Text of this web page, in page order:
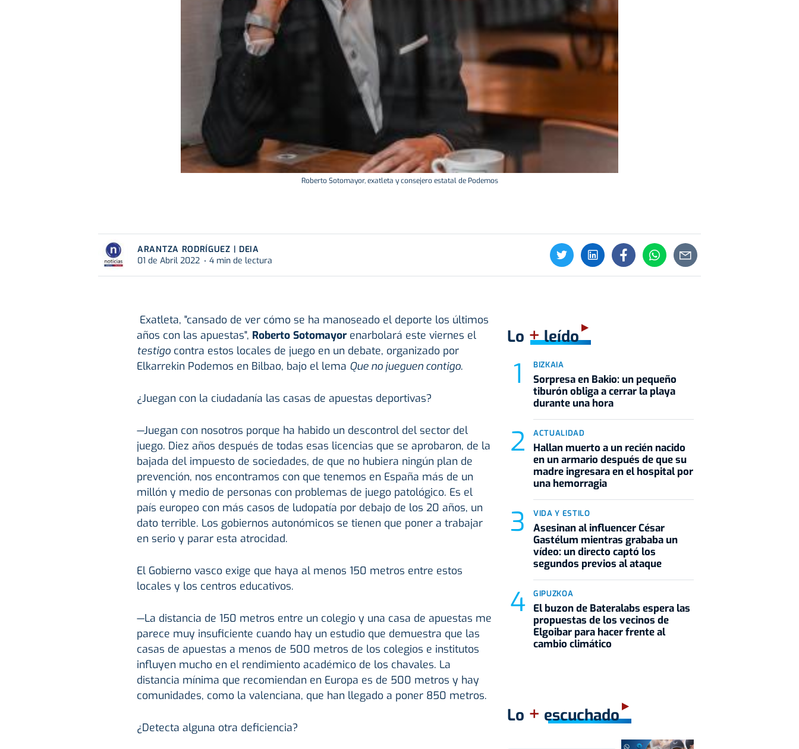
Roberto Sotomayor, exatleta y consejero estatal de Podemos
ARANTZA RODRÍGUEZ | DEIA
01 de Abril 2022
4 min de lectura
Exatleta, "cansado de ver cómo se ha manoseado el deporte los últimos
años con las apuestas", Roberto Sotomayorenarbolará este viernes el
testigocontra estos locales de juego en un debate, organizado por
Elkarrekin Podemos en Bilbao, bajo el lema Que no jueguen contigo.
¿Juegan con la ciudadanía las casas de apuestas deportivas?
—Juegan con nosotros porque ha habido un descontrol del sector del
juego. Diez años después de todas esas licencias que se aprobaron, de la
bajada del impuesto de sociedades, de que no hubiera ningún plan de
prevención, nos encontramos con que tenemos en España más de un
millón y medio de personas con problemas de juego patológico. Es el
país europeo con más casos de ludopatía por debajo de los 20 años, un
dato terrible. Los gobiernos autonómicos se tienen que poner a trabajar
en serio y parar esta atrocidad.
El Gobierno vasco exige que haya al menos 150 metros entre estos
locales y los centros educativos.
—La distancia de 150 metros entre un colegio y una casa de apuestas me
parece muy insuficiente cuando hay un estudio que demuestra que las
casas de apuestas a menos de 500 metros de los colegios e institutos
influyen mucho en el rendimiento académico de los chavales. La
distancia mínima que recomiendan en Europa es de 500 metros y hay
comunidades, como la valenciana, que han llegado a poner 850 metros.
¿Detecta alguna otra deficiencia?
Lo +leído
BIZKAIA
Sorpresa en Bakio: un pequeño
tiburón obliga a cerrar la playa
durante una hora
ACTUALIDAD
Hallan muerto a un recién nacido
en un armario después de que su
madre ingresara en el hospital por
una hemorragia
VIDA Y ESTILO
Asesinan al influencer César
Gastélum mientras grababa un
vídeo: un directo captó los
segundos previos al ataque
GIPUZKOA
El buzon de Bateralabs espera las
propuestas de los vecinos de
Elgoibar para hacer frente al
cambio climático
Lo + escuchado